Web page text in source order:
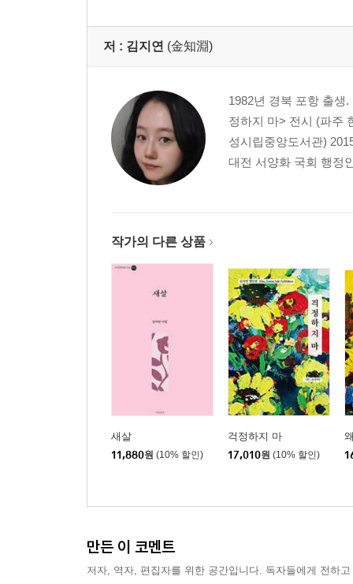
험담의 마술 · 286
주체와 인맥 · 291
저 : 김지연 (金知淵)
1982년 경북 포항 출생
정하지 마> 전시 (파주
성시립중앙도서관)
대전 서양화 국회 행정
작가의 다른 상품
새살
11,880원 (10% 할인)
걱정하지 마
17,010원 (10% 할인)
만든 이 코멘트
저자, 역자, 편집자를 위한 공간입니다. 독자들에게 전하